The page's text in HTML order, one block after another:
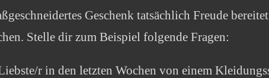
Geschenk tatsächlich Freude
Stelle dir zum Beispiel folgende Fragen:
r in den letzten Wochen von einem